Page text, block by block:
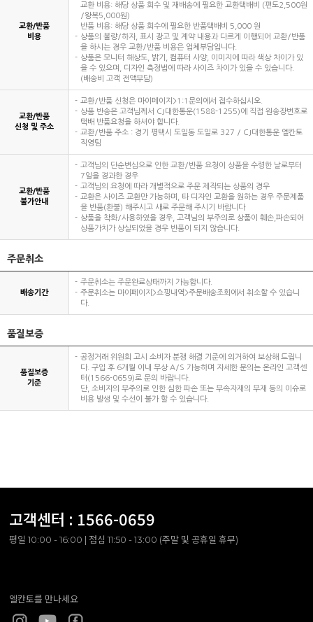
교환/반품
비용
교환 비용: 해당 상품 회수 및 재배송에 필요한 교환택배비 (편도2,500원
/왕복5,000원)
반품 비용: 해당 상품 회수에 필요한 반품택배비 5,000 원
상품의 불량/하자, 표시 광고 및 계약 내용과 다르게 이행되어 교환/반품
을 하시는 경우 교환/반품 비용은 업체부담입니다.
상품은 모니터 해상도, 밝기, 컴퓨터 사양, 이미지에 따라 색상 차이가 있
을 수 있으며, 디자인 측정법에 따라 사이즈 차이가 있을 수 있습니다.
(배송비 고객 전액부담)
교환/반품
신청 및 주소
교환/반품 신청은 마이페이지>1:1문의에서 접수하십시오.
상품 반송은 고객님께서 CJ대한통운(1588-1255)에 직접 원송장번호로
택배 반품요청을 하셔야 합니다.
교환/반품 주소 : 경기 평택시 도일동 도일로 327 / CJ대한통운 엘칸토
직영팀
교환/반품
불가안내
고객님의 단순변심으로 인한 교환/반품 요청이 상품을 수령한 날로부터
7일을 경과한 경우
고객님의 요청에 따라 개별적으로 주문 제작되는 상품의 경우
교환은 사이즈 교환만 가능하며, 타 디자인 교환을 원하는 경우 주문제품
을 반품(환불) 해주시고 새로 주문해 주시기 바랍니다
상품을 착화/사용하였을 경우, 고객님의 부주의로 상품이 훼손,파손되어
상품가치가 상실되었을 경우 반품이 되지 않습니다.
주문취소
배송기간
주문취소는 주문완료상태까지 가능합니다.
주문취소는 마이페이지>쇼핑내역>주문배송조회에서 취소할 수 있습니
다.
품질보증
품질보증
기준
공정거래 위원회 고시 소비자 분쟁 해결 기준에 의거하여 보상해 드립니
다. 구입 후 6개월 이내 무상 A/S 가능하며 자세한 문의는 온라인 고객센
터(1566-0659)로 문의 바랍니다.
단, 소비자의 부주의로 인한 심한 파손 또는 부속자재의 부재 등의 이슈로
비용 발생 및 수선이 불가 할 수 있습니다.
고객센터 : 1566-0659
평일 10:00 - 16:00 | 점심 11:50 - 13:00 (주말 및 공휴일 휴무)
엘칸토를 만나세요